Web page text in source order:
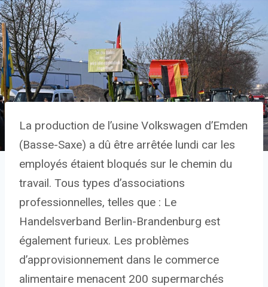
La production de l’usine Volkswagen d’Emden
(Basse-Saxe) a dû être arrêtée lundi car les
employés étaient bloqués sur le chemin du
travail. Tous types d’associations
professionnelles, telles que : Le
Handelsverband Berlin-Brandenburg est
également furieux. Les problèmes
d’approvisionnement dans le commerce
alimentaire menacent 200 supermarchés